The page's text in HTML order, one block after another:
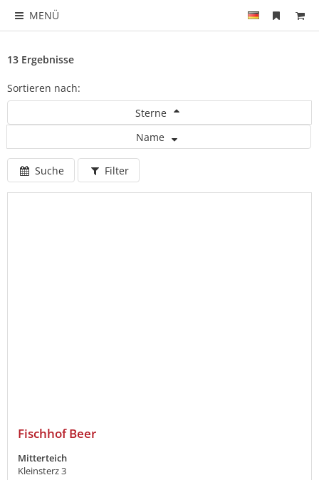
MENÜ
13 Ergebnisse
Sortieren nach:
Sterne
Name
Suche Filter
Fischhof Beer
Mitterteich
Kleinsterz 3